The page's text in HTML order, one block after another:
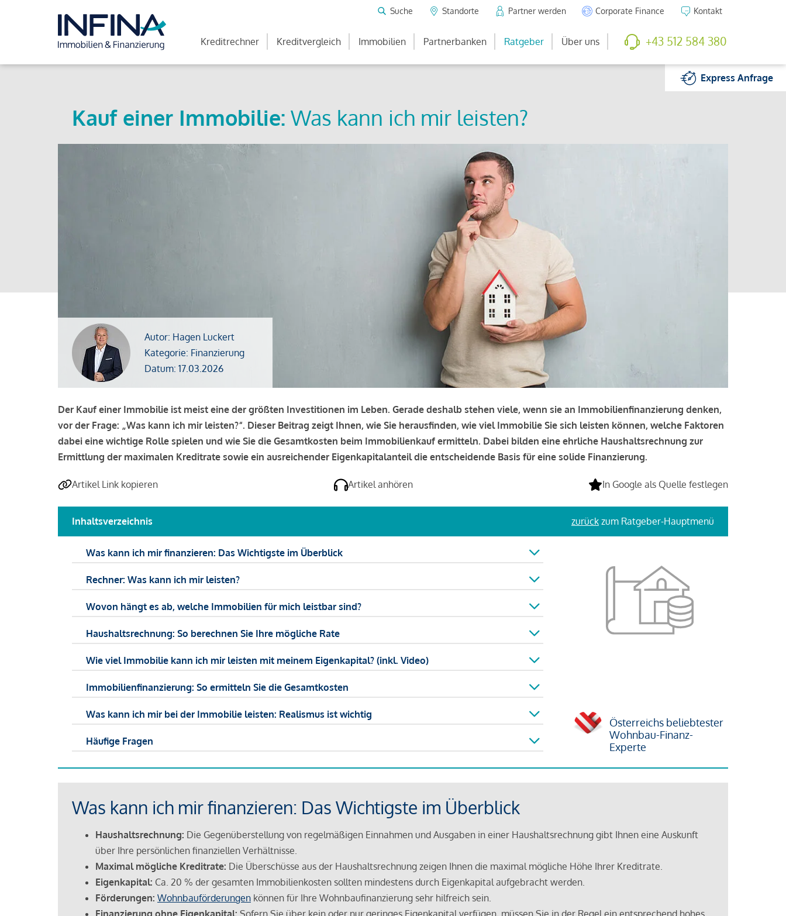
Suche Standorte Partner werden Corporate Finance Kontakt
Kreditrechner Kreditvergleich Immobilien Partnerbanken Ratgeber Über uns +43 512 584 380
ExpressAnfrage
Kauf einer Immobilie: Was kann ich mir leisten?
Autor: Hagen Luckert
Kategorie: Finanzierung
Datum: 17.03.2026
Der Kauf einer Immobilie ist meist eine der größten Investitionen im Leben. Gerade deshalb stehen viele, wenn sie an Immobilienfinanzierung denken,
vor der Frage: „Was kann ich mir leisten?“. Dieser Beitrag zeigt Ihnen, wie Sie herausfinden, wie viel Immobilie Sie sich leisten können, welche Faktoren
dabei eine wichtige Rolle spielen und wie Sie die Gesamtkosten beim Immobilienkauf ermitteln. Dabei bilden eine ehrliche Haushaltsrechnung zur
Ermittlung der maximalen Kreditrate sowie ein ausreichender Eigenkapitalanteil die entscheidende Basis für eine solide Finanzierung.
Artikel Link kopieren Artikel anhören In Google als Quelle festlegen
Inhaltsverzeichnis zurück zum Ratgeber-Hauptmenü
Was kann ich mir finanzieren: Das Wichtigste im Überblick
Rechner: Was kann ich mir leisten?
Wovon hängt es ab, welche Immobilien für mich leistbar sind?
Haushaltsrechnung: So berechnen Sie Ihre mögliche Rate
Wie viel Immobilie kann ich mir leisten mit meinem Eigenkapital? (inkl. Video)
Immobilienfinanzierung: So ermitteln Sie die Gesamtkosten
Was kann ich mir bei der Immobilie leisten: Realismus ist wichtig
Häufige Fragen
Österreichs beliebtester
Wohnbau-Finanz-
Experte
Was kann ich mir finanzieren: Das Wichtigste im Überblick
Haushaltsrechnung: Die Gegenüberstellung von regelmäßigen Einnahmen und Ausgaben in einer Haushaltsrechnung gibt Ihnen eine Auskunft
über Ihre persönlichen finanziellen Verhältnisse.
Maximal mögliche Kreditrate: Die Überschüsse aus der Haushaltsrechnung zeigen Ihnen die maximal mögliche Höhe Ihrer Kreditrate.
Eigenkapital: Ca. 20 % der gesamten Immobilienkosten sollten mindestens durch Eigenkapital aufgebracht werden.
Förderungen: Wohnbauförderungen können für Ihre Wohnbaufinanzierung sehr hilfreich sein.